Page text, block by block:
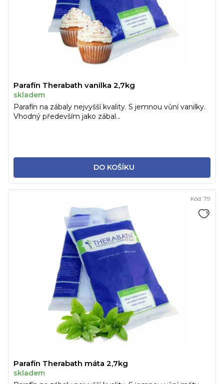
Parafín Therabath vanilka 2,7kg
skladem
DO KOŠÍKU
Parafín na zábaly nejvyšší kvality. S jemnou vůní vanilky.
Vhodný především jako zábal...
Parafín Therabath máta 2,7kg
skladem
Kód: 79